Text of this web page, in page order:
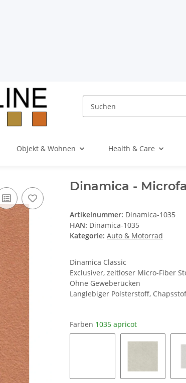
HAN: Dinamica-1035
Kategorie:Auto & Motorrad
Exclusiver, zeitloser Micro-Fiber
Ohne Geweberücken
Langlebiger Polsterstoff,
0019 snow white8401 ice